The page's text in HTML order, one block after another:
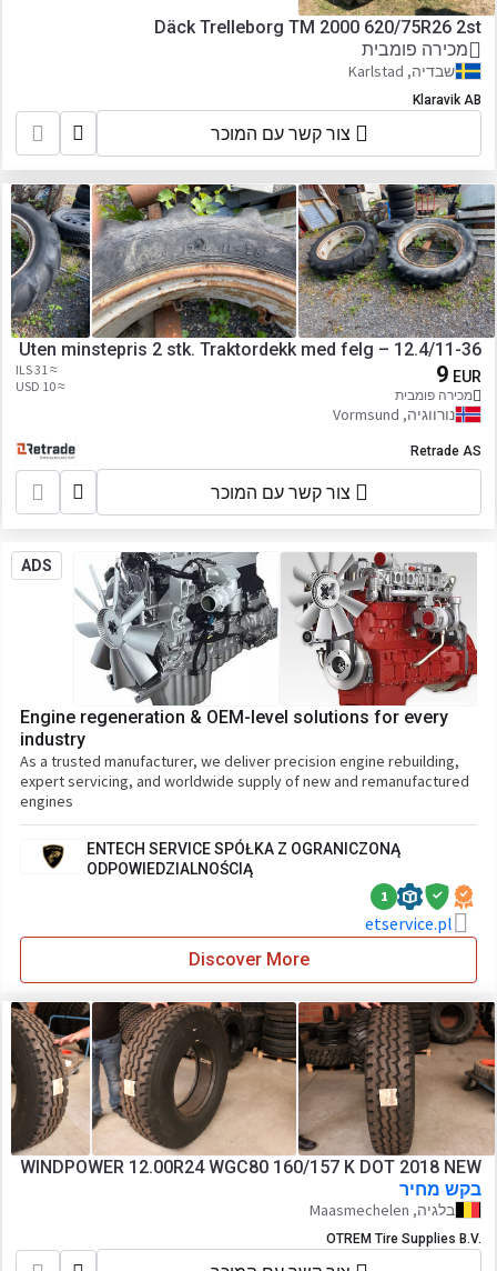
Däck Trelleborg TM 2000 620/75R26 2st
מכירה פומבית
שבדיה, Karlstad
Klaravik AB
צור קשר עם המוכר
Uten minstepris 2 stk. Traktordekk med felg – 12.4/11-36
9 EUR
מכירה פומבית
≈ 31 ILS
≈ 10 USD
נורווגיה, Vormsund
Retrade AS
צור קשר עם המוכר
ADS
Engine regeneration & OEM-level solutions for every
industry
As a trusted manufacturer, we deliver precision engine rebuilding,
expert servicing, and worldwide supply of new and remanufactured
engines
ENTECH SERVICE SPÓŁKA Z OGRANICZONĄ
ODPOWIEDZIALNOŚCIĄ
1
etservice.pl
Discover More
WINDPOWER 12.00R24 WGC80 160/157 K DOT 2018 NEW
בקש מחיר
בלגיה, Maasmechelen
OTREM Tire Supplies B.V.